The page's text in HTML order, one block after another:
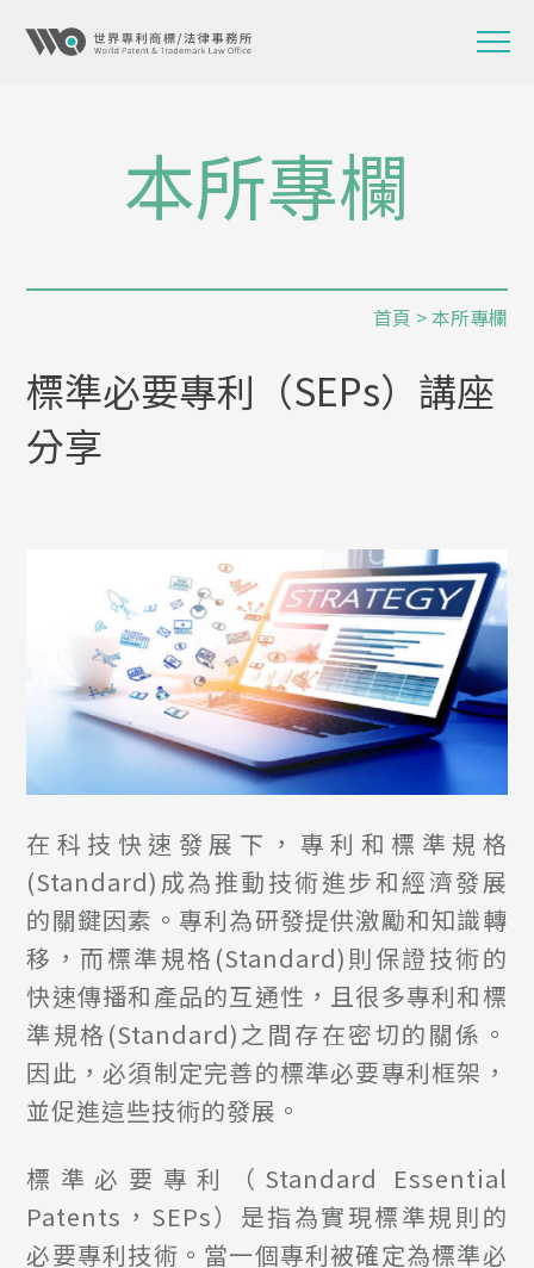
本所專欄
首頁 >本所專欄
標準必要專利（SEPs）講座
分享
在科技快速發展下，專利和標準規格
(Standard)成為推動技術進步和經濟發展
的關鍵因素。專利為研發提供激勵和知識轉
移，而標準規格(Standard)則保證技術的
快速傳播和產品的互通性，且很多專利和標
準規格(Standard)之間存在密切的關係。
因此，必須制定完善的標準必要專利框架，
並促進這些技術的發展。
標準必要專利（Standard Essential
Patents，SEPs）是指為實現標準規則的
必要專利技術。當一個專利被確定為標準必